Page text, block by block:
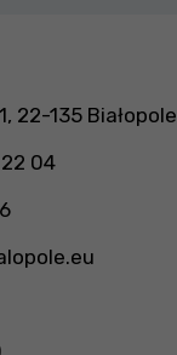
22-135 Białopole
04